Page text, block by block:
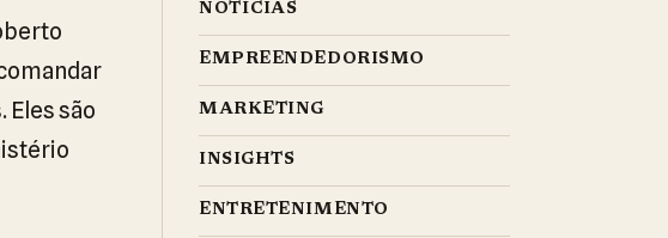
Eles são
NOTÍCIAS
EMPREENDEDORISMO
MARKETING
INSIGHTS
ENTRETENIMENTO